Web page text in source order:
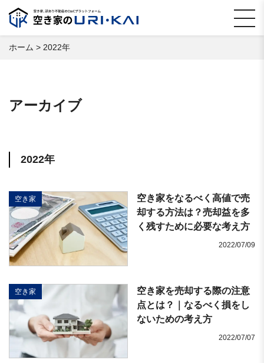
ホーム > 2022年
アーカイブ
2022年
空き家
空き家をなるべく高値で売
却する方法は？売却益を多
く残すために必要な考え方
2022/07/09
空き家
空き家を売却する際の注意
点とは？｜なるべく損をし
ないための考え方
2022/07/07